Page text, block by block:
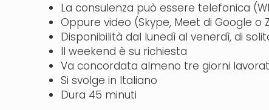
La consulenza può essere telefonica
Oppure video (Skype, Meet di Google o
Disponibilità dal lunedì al venerdì, di
Il weekend è su richiesta
Va concordata almeno tre giorni
Si svolge in Italiano
Dura 45 minuti